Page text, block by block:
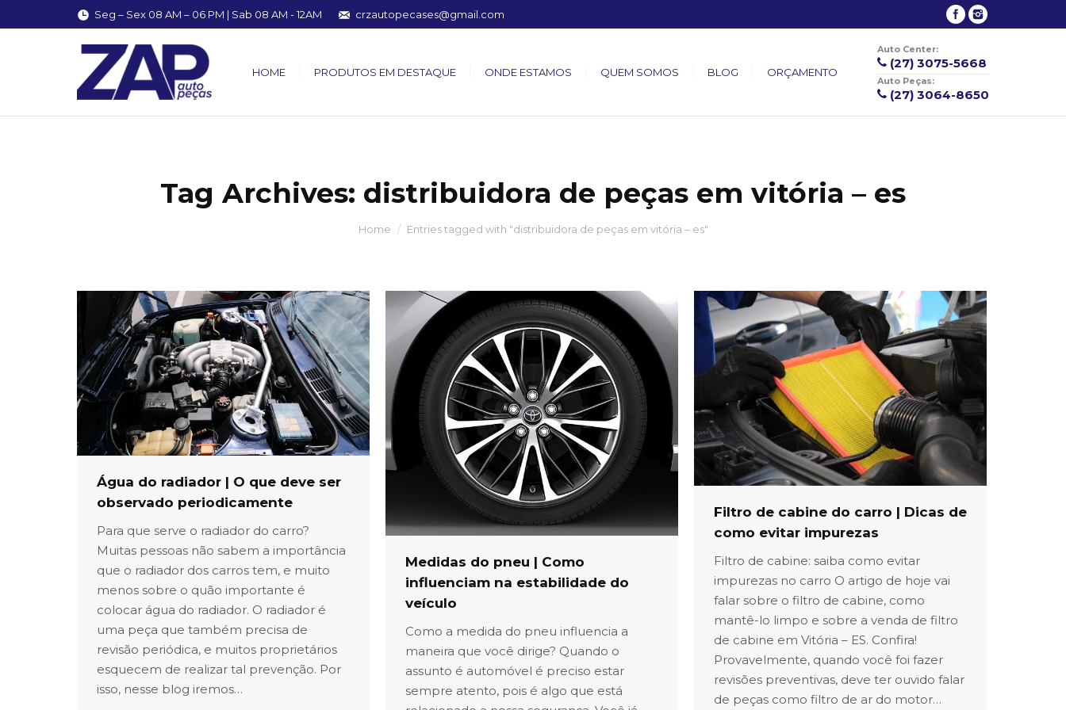
Seg – Sex 08 AM – 06 PM | Sab 08 AM - 12AM crzautopecases@gmail.com
HOME PRODUTOS EM DESTAQUE ONDE ESTAMOS QUEM SOMOS BLOG ORÇAMENTO
Auto Center:
(27) 3075-5668
Auto Peças:
(27) 3064-8650
Tag Archives: distribuidora de peças em vitória – es
Home Entries tagged with "distribuidora de peças em vitória – es"
Água do radiador | O que deve ser
observado periodicamente
Para que serve o radiador do carro?
Muitas pessoas não sabem a importância
que o radiador dos carros tem, e muito
menos sobre o quão importante é
colocar água do radiador. O radiador é
uma peça que também precisa de
revisão periódica, e muitos proprietários
esquecem de realizar tal prevenção. Por
isso, nesse blog iremos…
Medidas do pneu | Como
influenciam na estabilidade do
veículo
Como a medida do pneu influencia a
maneira que você dirige? Quando o
assunto é automóvel é preciso estar
sempre atento, pois é algo que está
Filtro de cabine do carro | Dicas de
como evitar impurezas
Filtro de cabine: saiba como evitar
impurezas no carro O artigo de hoje vai
falar sobre o filtro de cabine, como
mantê-lo limpo e sobre a venda de filtro
de cabine em Vitória – ES. Confira!
Provavelmente, quando você foi fazer
revisões preventivas, deve ter ouvido falar
de peças como filtro de ar do motor…